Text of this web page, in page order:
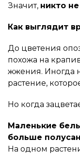
Значит, никто
Как выглядит
До цветения
похожа на
жжения. Иногда
растение,
Но когда
Маленькие
больше
На одном